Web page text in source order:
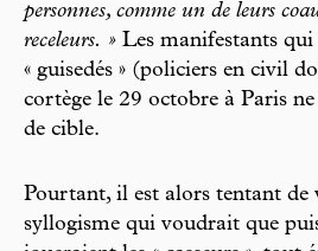
personnes, comme un de leurs
receleurs. » Les manifestants
« guisedés » (policiers en civil
cortège le 29 octobre à Paris
de cible.
Pourtant, il est alors tentant de
syllogisme qui voudrait que